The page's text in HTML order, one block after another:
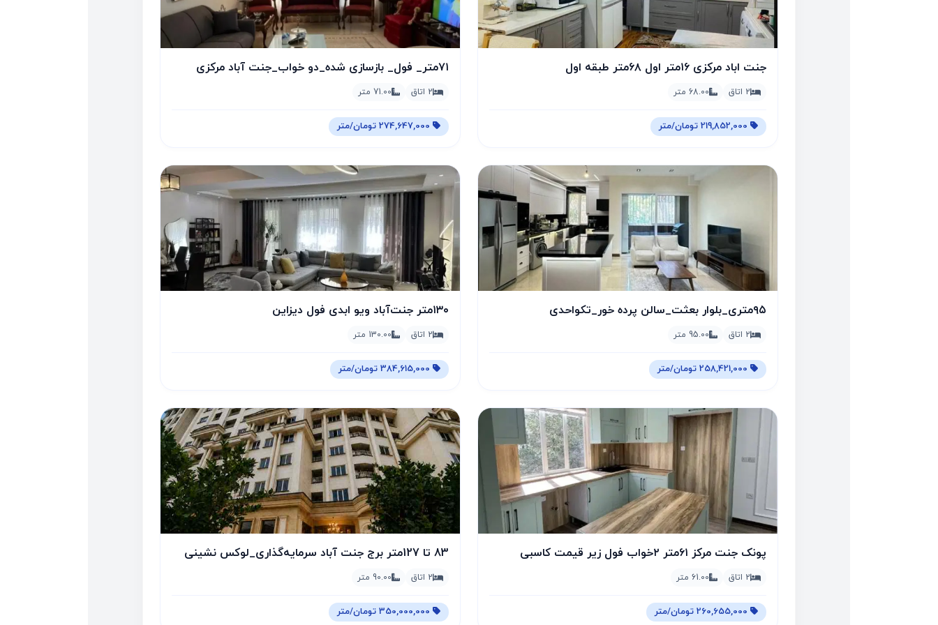
جنت اباد مرکزی ۱۶متر اول ۶۸متر طبقه اول
2 اتاق 68.00 متر
۷۱متر_ فول_ بازسازی شده_دو خواب_جنت آباد مرکزی
2 اتاق 71.00 متر
۹۵متری_بلوار بعثت_سالن پرده خور_تکواحدی
2 اتاق 95.00 متر
۱۳۰متر جنت‌آباد ویو ابدی فول دیزاین
2 اتاق 130.00 متر
پونک جنت مرکز ۶۱متر ۲خواب فول زیر قیمت کاسبی
2 اتاق 61.00 متر
83 تا 127متر برج جنت آباد سرمایه‌گذاری_لوکس نشینی
2 اتاق 90.00 متر